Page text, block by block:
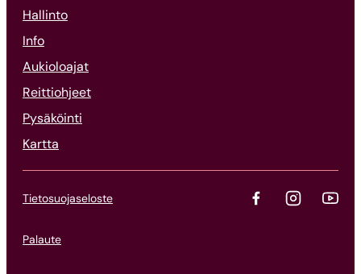
Hallinto
Info
Aukioloajat
Reittiohjeet
Pysäköinti
Kartta
Tietosuojaseloste
Palaute